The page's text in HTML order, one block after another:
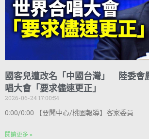
國客兒遭改名「中國台灣」 陸委會
唱大會「要求儘速更正」
2026-06-24 17:00:54
0:00/0:00 【要聞中心/桃園報導】客家委員
閱讀更多 »